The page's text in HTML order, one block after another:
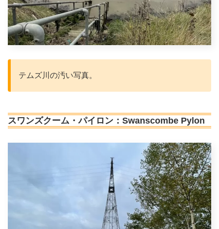
テムズ川の汚い写真。
スワンズクーム・パイロン：Swanscombe Pylon